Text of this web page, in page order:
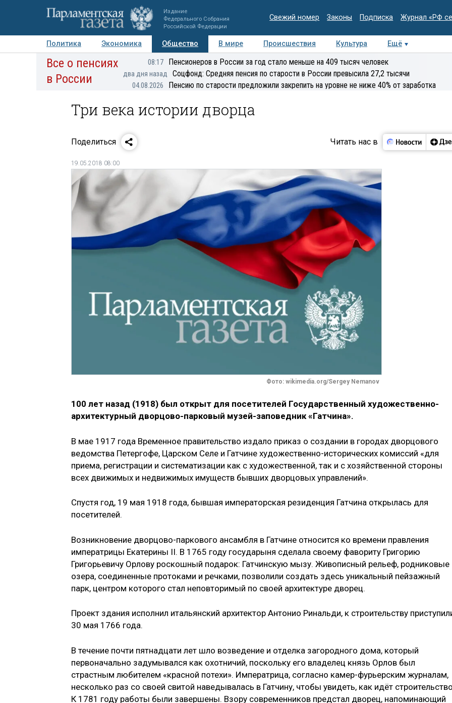
Издание
Федерального Собрания
Российской Федерации
Свежий номер Законы Подписка Журнал «РФ
Политика Экономика Общество В мире Происшествия Культура
Ещё
Авторы Персоны Мнения Регионы Медиацентр Интервью Колумнисты
Все о пенсиях
в России
08:17 Пенсионеров в России за год стало меньше на 409 тысяч человек
два дня назад Соцфонд: Средняя пенсия по старости в России превысила 27,2 тысячи
04.08.2026 Пенсию по старости предложили закрепить на уровне не ниже 40% от заработка
Три века истории дворца
Поделиться Читать нас в
19.05.2018 08:00
Фото: wikimedia.org/Sergey Nemanov
100 лет назад (1918) был открыт для посетителей Государственный художественно-
архитектурный дворцово-парковый музей-заповедник «Гатчина».
В мае 1917 года Временное правительство издало приказ о создании в городах дворцового
ведомства Петергофе, Царском Селе и Гатчине художественно-исторических комиссий «для
приема, регистрации и систематизации как с художественной, так и с хозяйственной стороны
всех движимых и недвижимых имуществ бывших дворцовых управлений».
Спустя год, 19 мая 1918 года, бывшая императорская резиденция Гатчина открылась для
посетителей.
Возникновение дворцово-паркового ансамбля в Гатчине относится ко времени правления
императрицы Екатерины II. В 1765 году государыня сделала своему фавориту Григорию
Григорьевичу Орлову роскошный подарок: Гатчинскую мызу. Живописный рельеф, родниковые
озера, соединенные протоками и речками, позволили создать здесь уникальный пейзажный
парк, центром которого стал неповторимый по своей архитектуре дворец.
Проект здания исполнил итальянский архитектор Антонио Ринальди, к строительству
30 мая 1766 года.
В течение почти пятнадцати лет шло возведение и отделка загородного дома, который
первоначально задумывался как охотничий, поскольку его владелец князь Орлов был
страстным любителем «красной потехи». Императрица, согласно камер-фурьерским журналам,
несколько раз со своей свитой наведывалась в Гатчину, чтобы увидеть, как идёт
К 1781 году работы были завершены. Взору современников предстал дворец, напоминающий